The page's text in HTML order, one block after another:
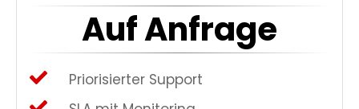
Auf Anfrage
Priorisierter Support